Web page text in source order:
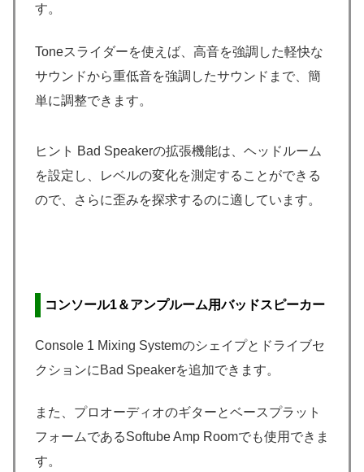
す。
Toneスライダーを使えば、高音を強調した軽快な
サウンドから重低音を強調したサウンドまで、簡
単に調整できます。
ヒント Bad Speakerの拡張機能は、ヘッドルーム
を設定し、レベルの変化を測定することができる
ので、さらに歪みを探求するのに適しています。
コンソール1＆アンプルーム用バッドスピーカー
Console 1 Mixing Systemのシェイプとドライブセ
クションにBad Speakerを追加できます。
また、プロオーディオのギターとベースプラット
フォームであるSoftube Amp Roomでも使用できま
す。